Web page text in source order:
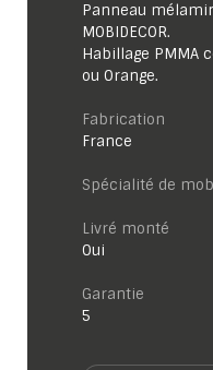
Panneau
MOBIDECOR.
Habillage PMMA
ou Orange.
Fabrication
France
Spécialité de
Livré monté
Oui
garantie
5